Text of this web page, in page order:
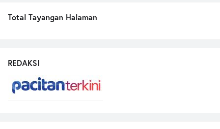
Total Tayangan Halaman
REDAKSI